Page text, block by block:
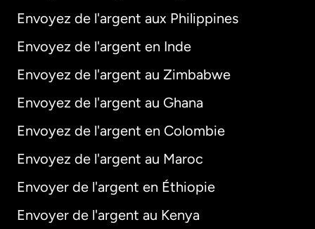
Envoyez de l'argent aux Philippines
Envoyez de l'argent en Inde
Envoyez de l'argent au Zimbabwe
Envoyez de l'argent au Ghana
Envoyez de l'argent en Colombie
Envoyez de l'argent au Maroc
Envoyer de l'argent en Éthiopie
Envoyer de l'argent au Kenya